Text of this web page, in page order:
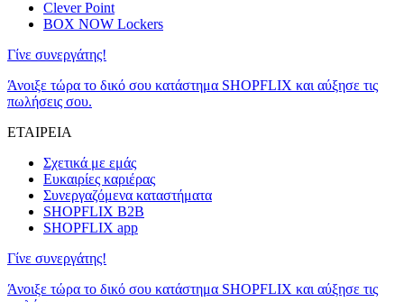
Clever Point
BOX NOW Lockers
Γίνε συνεργάτης!
Άνοιξε τώρα το δικό σου κατάστημα SHOPFLIX και αύξησε τις
πωλήσεις σου.
ΕΤΑΙΡΕΙΑ
Σχετικά με εμάς
Ευκαιρίες καριέρας
Συνεργαζόμενα καταστήματα
SHOPFLIX B2B
SHOPFLIX app
Γίνε συνεργάτης!
Άνοιξε τώρα το δικό σου κατάστημα SHOPFLIX και αύξησε τις